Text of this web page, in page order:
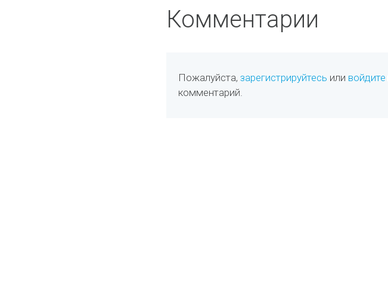
Комментарии
Пожалуйста, зарегистрируйтесь или войдите
комментарий.